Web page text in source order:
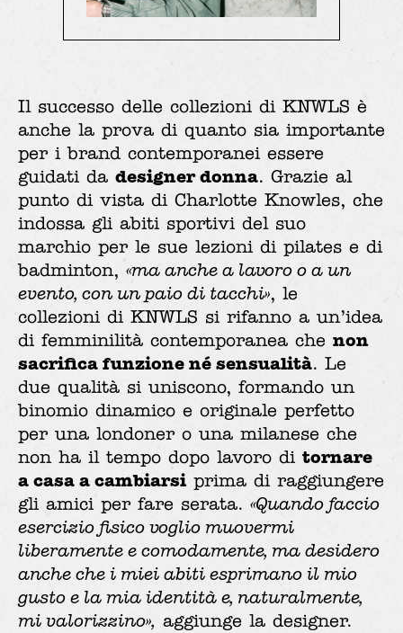
Il successo delle collezioni di KNWLS è
anche la prova di quanto sia importante
per i brand contemporanei essere
guidati da designer donna. Grazie al
punto di vista di Charlotte Knowles, che
indossa gli abiti sportivi del suo
marchio per le sue lezioni di pilates e di
badminton, «ma anche a lavoro o a un
evento, con un paio di tacchi», le
collezioni di KNWLS si rifanno a un’idea
di femminilità contemporanea che non
sacrifica funzione né sensualità. Le
due qualità si uniscono, formando un
binomio dinamico e originale perfetto
per una londoner o una milanese che
non ha il tempo dopo lavoro di tornare
a casa a cambiarsiprima di raggiungere
gli amici per fare serata. «Quando faccio
esercizio fisico voglio muovermi
liberamente e comodamente, ma desidero
anche che i miei abiti esprimano il mio
gusto e la mia identità e, naturalmente,
mi valorizzino», aggiunge la designer.